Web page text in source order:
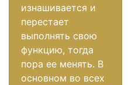
изнашивается и
перестает
выполнять свою
функцию, тогда
пора ее менять. В
основном во всех